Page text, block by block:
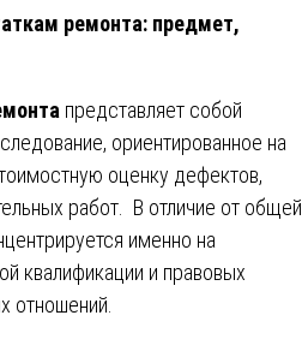
ремонта: предмет,
представляет собой
ориентированное на
оценку дефектов,
работ. В отличие от общей
именно на
квалификации и правовых
отношений.